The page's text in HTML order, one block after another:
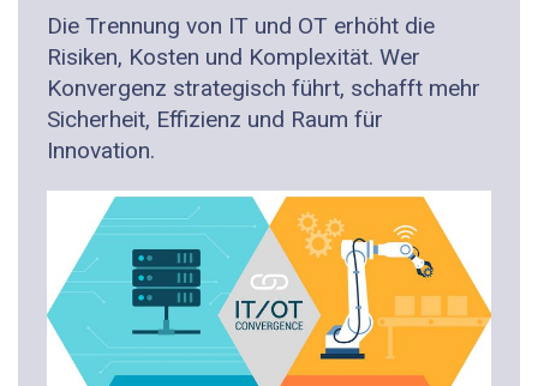
Die Trennung von IT und OT erhöht die
Risiken, Kosten und Komplexität. Wer
Konvergenz strategisch führt, schafft mehr
Sicherheit, Effizienz und Raum für
Innovation.